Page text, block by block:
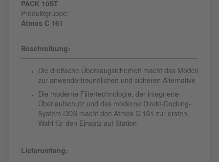
PACK 10ST
Produktgruppe:
Atmos C 161
Beschreibung:
Die dreifache Übersaugsicherheit macht das Modell
zur anwenderfreundlichen und sicheren Alternative
Die moderne Filtertechnologie, der integrierte
Überlaufschutz und das moderne Direkt-Docking-
System DDS macht den Atmos C 161 zur ersten
Wahl für den Einsatz auf Station
Lieferumfang: